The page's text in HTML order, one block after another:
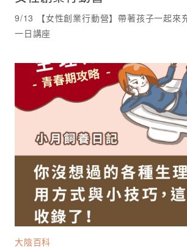
9/13 【女性創業行動營】帶著孩子一起來
大陰百科